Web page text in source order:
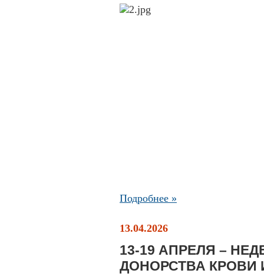
Подробнее »
13.04.2026
13-19 АПРЕЛЯ –
ДОНОРСТВА КРОВИ